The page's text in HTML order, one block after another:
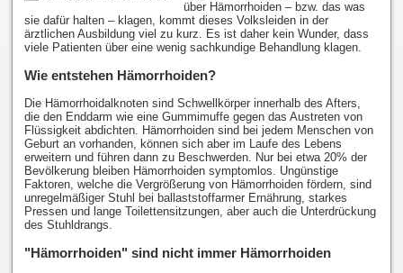
über Hämorrhoiden – bzw. das was
sie dafür halten – klagen, kommt dieses Volksleiden in der
ärztlichen Ausbildung viel zu kurz. Es ist daher kein Wunder, dass
viele Patienten über eine wenig sachkundige Behandlung klagen.
Wie entstehen Hämorrhoiden?
Die Hämorrhoidalknoten sind Schwellkörper innerhalb des Afters,
die den Enddarm wie eine Gummimuffe gegen das Austreten von
Flüssigkeit abdichten. Hämorrhoiden sind bei jedem Menschen von
Geburt an vorhanden, können sich aber im Laufe des Lebens
erweitern und führen dann zu Beschwerden. Nur bei etwa 20% der
Bevölkerung bleiben Hämorrhoiden symptomlos. Ungünstige
Faktoren, welche die Vergrößerung von Hämorrhoiden fördern, sind
unregelmäßiger Stuhl bei ballaststoffarmer Ernährung, starkes
Pressen und lange Toilettensitzungen, aber auch die Unterdrückung
des Stuhldrangs.
"Hämorrhoiden" sind nicht immer Hämorrhoiden